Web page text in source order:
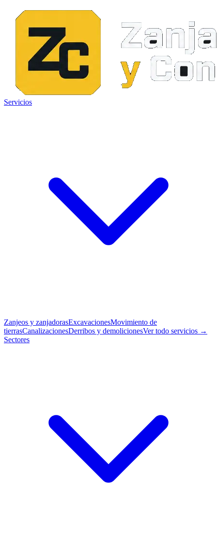
Servicios
Zanjeos y zanjadorasExcavacionesMovimiento de
tierrasCanalizacionesDerribos y demolicionesVer todo servicios →
Sectores